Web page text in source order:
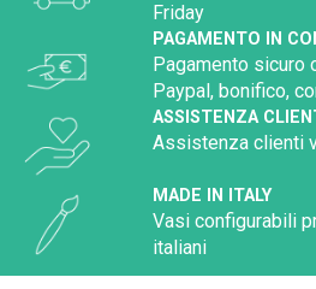
Friday
PAGAMENTO IN
Pagamento sicuro
Paypal, bonifico,
ASSISTENZA
Assistenza clienti
MADE IN ITALY
Vasi configurabili
italiani